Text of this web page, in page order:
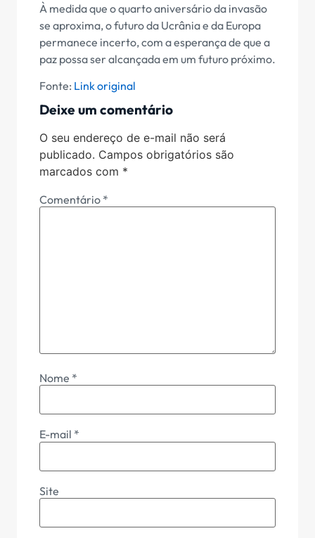
À medida que o quarto aniversário da invasão
se aproxima, o futuro da Ucrânia e da Europa
permanece incerto, com a esperança de que a
paz possa ser alcançada em um futuro próximo.
Fonte: Link original
Deixe um comentário
O seu endereço de e-mail não será
publicado. Campos obrigatórios são
marcados com *
Comentário *
Nome *
E-mail *
Site